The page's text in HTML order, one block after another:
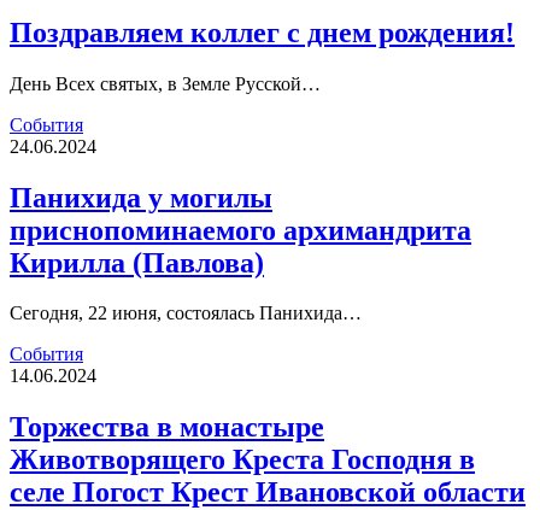
Поздравляем коллег с днем рождения!
День Всех святых, в Земле Русской…
События
24.06.2024
Панихида у могилы
приснопоминаемого архимандрита
Кирилла (Павлова)
Сегодня, 22 июня, состоялась Панихида…
События
14.06.2024
Торжества в монастыре
Животворящего Креста Господня в
селе Погост Крест Ивановской области